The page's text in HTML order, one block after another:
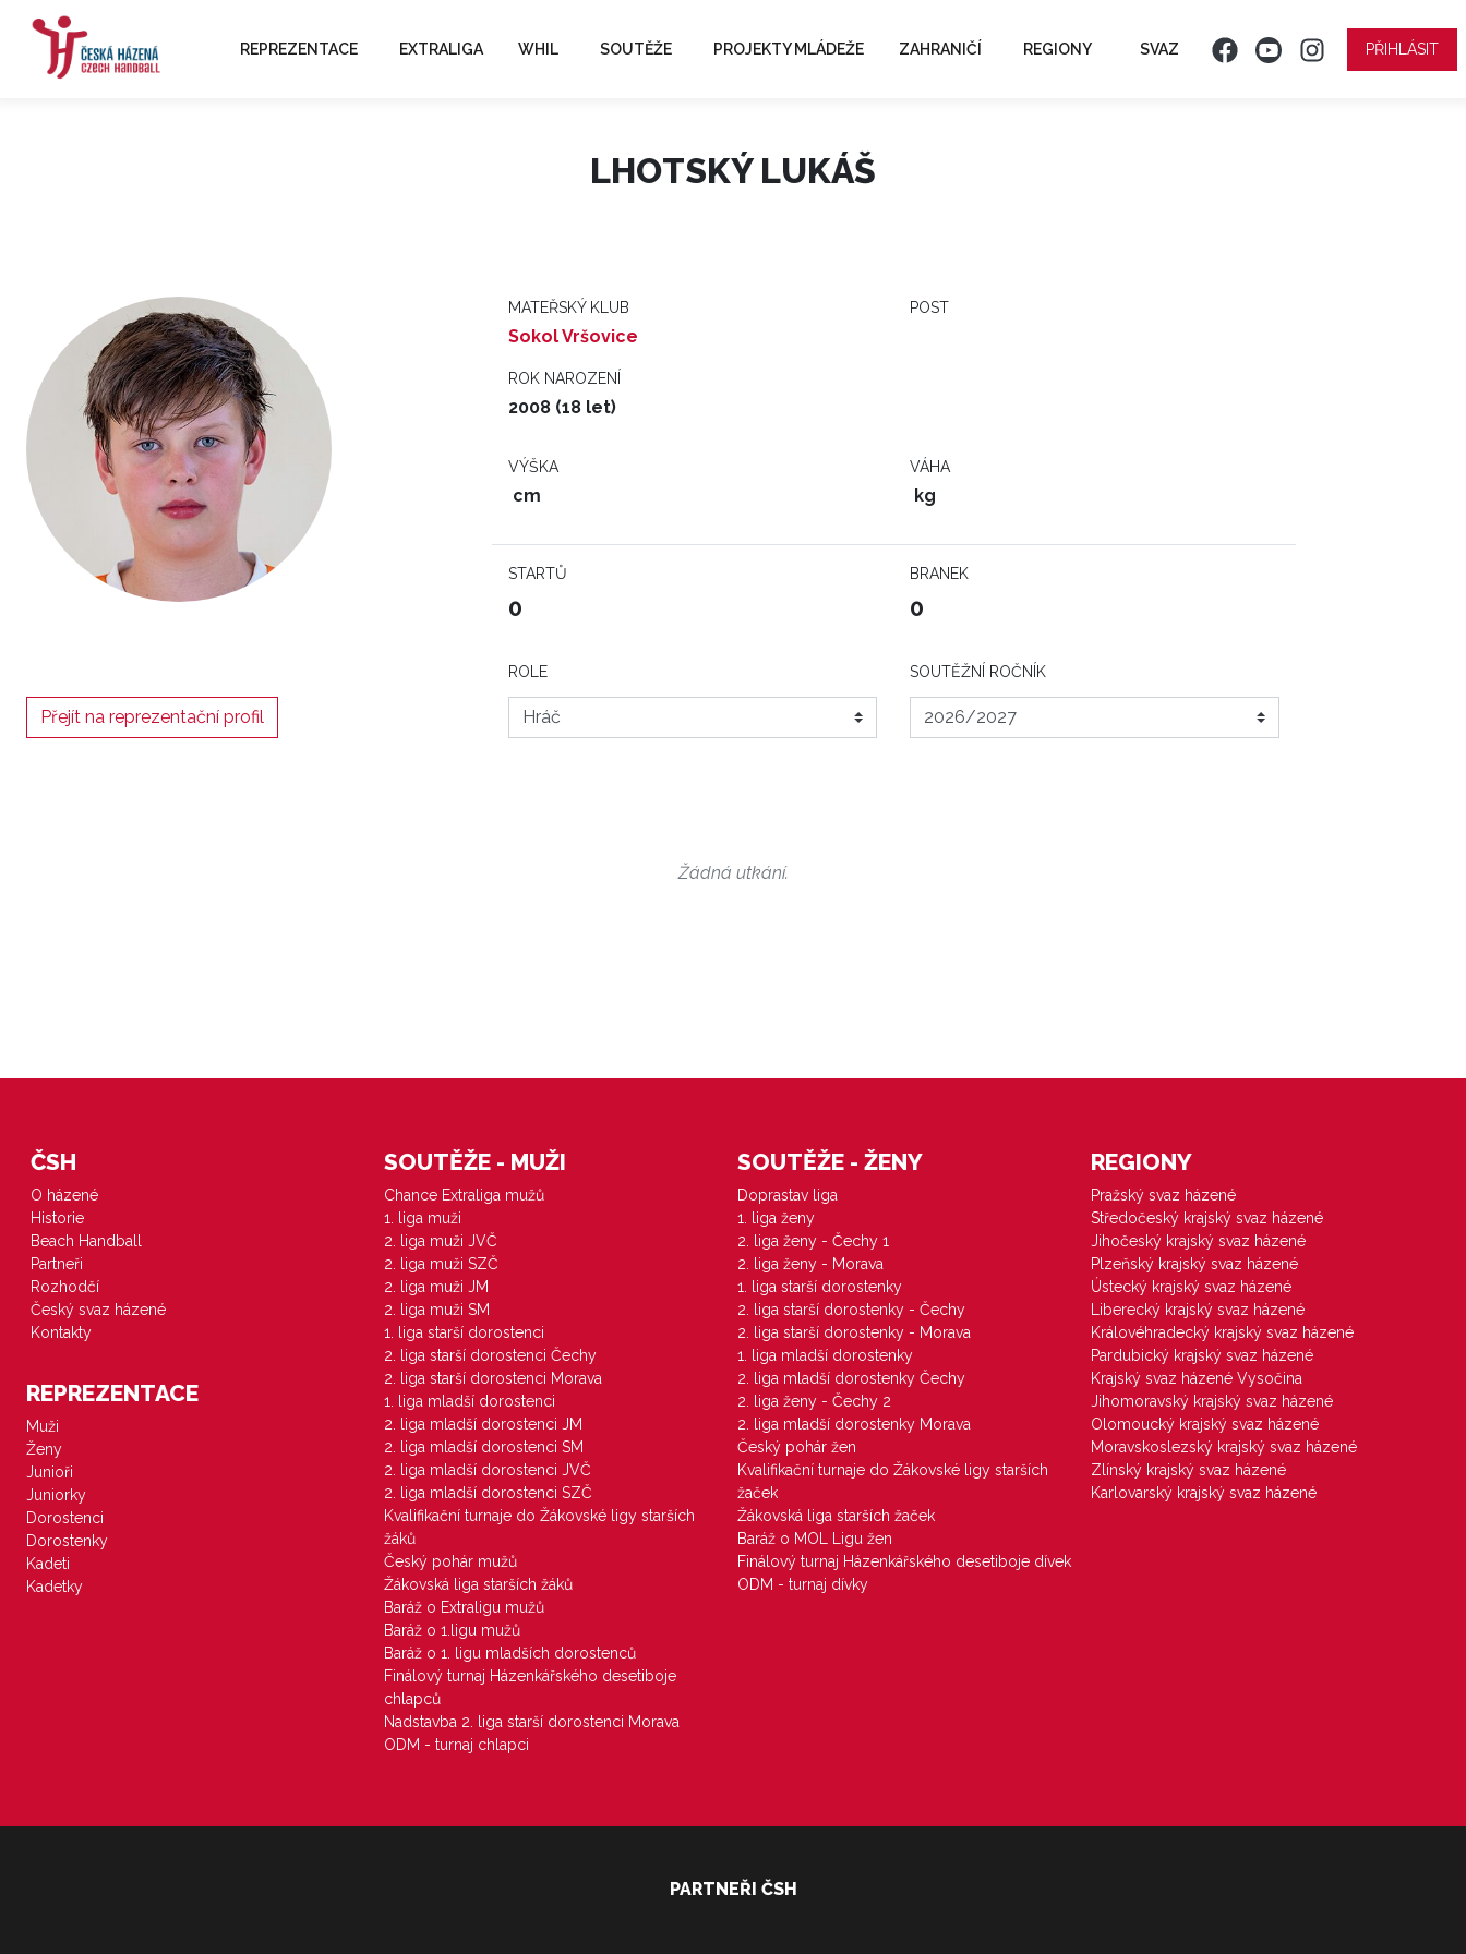
REPREZENTACE EXTRALIGA WHIL SOUTĚŽE PROJEKTY MLÁDEŽE ZAHRANIČÍ REGIONY SVAZ PŘIHLÁSIT
LHOTSKÝ LUKÁŠ
MATEŘSKÝ KLUB
Sokol Vršovice
POST
ROK NAROZENÍ
2008 (18 let)
VÝŠKA
cm
VÁHA
kg
STARTŮ
0
BRANEK
0
Přejít na reprezentační profil
ROLE SOUTĚŽNÍ ROČNÍK
Žádná utkání.
ČSH
O házené
Historie
Beach Handball
Partneři
Rozhodčí
Český svaz házené
Kontakty
REPREZENTACE
Muži
Ženy
Junioři
Juniorky
Dorostenci
Dorostenky
Kadeti
Kadetky
SOUTĚŽE - MUŽI
Chance Extraliga mužů
1. liga muži
2. liga muži JVČ
2. liga muži SZČ
2. liga muži JM
2. liga muži SM
1. liga starší dorostenci
2. liga starší dorostenci Čechy
2. liga starší dorostenci Morava
1. liga mladší dorostenci
2. liga mladší dorostenci JM
2. liga mladší dorostenci SM
2. liga mladší dorostenci JVČ
2. liga mladší dorostenci SZČ
Kvalifikační turnaje do Žákovské ligy starších
žáků
Český pohár mužů
Žákovská liga starších žáků
Baráž o Extraligu mužů
Baráž o 1.ligu mužů
Baráž o 1. ligu mladších dorostenců
Finálový turnaj Házenkářského desetiboje
chlapců
Nadstavba 2. liga starší dorostenci Morava
ODM - turnaj chlapci
SOUTĚŽE - ŽENY
Doprastav liga
1. liga ženy
2. liga ženy - Čechy 1
2. liga ženy - Morava
1. liga starší dorostenky
2. liga starší dorostenky - Čechy
2. liga starší dorostenky - Morava
1. liga mladší dorostenky
2. liga mladší dorostenky Čechy
2. liga ženy - Čechy 2
2. liga mladší dorostenky Morava
Český pohár žen
Kvalifikační turnaje do Žákovské ligy starších
žaček
Žákovská liga starších žaček
Baráž o MOL Ligu žen
Finálový turnaj Házenkářského desetiboje dívek
ODM - turnaj dívky
REGIONY
Pražský svaz házené
Středočeský krajský svaz házené
Jihočeský krajský svaz házené
Plzeňský krajský svaz házené
Ústecký krajský svaz házené
Liberecký krajský svaz házené
Královéhradecký krajský svaz házené
Pardubický krajský svaz házené
Krajský svaz házené Vysočina
Jihomoravský krajský svaz házené
Olomoucký krajský svaz házené
Moravskoslezský krajský svaz házené
Zlínský krajský svaz házené
Karlovarský krajský svaz házené
PARTNEŘI ČSH